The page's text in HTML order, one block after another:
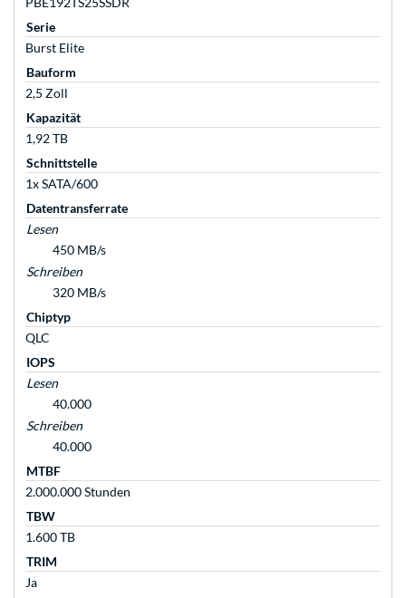
Serie
Burst Elite
Bauform
2,5 Zoll
Kapazität
1,92 TB
Schnittstelle
1x SATA/600
Datentransferrate
Lesen
450 MB/s
Schreiben
320 MB/s
Chiptyp
QLC
IOPS
Lesen
40.000
Schreiben
40.000
MTBF
2.000.000 Stunden
TBW
1.600 TB
TRIM
Ja